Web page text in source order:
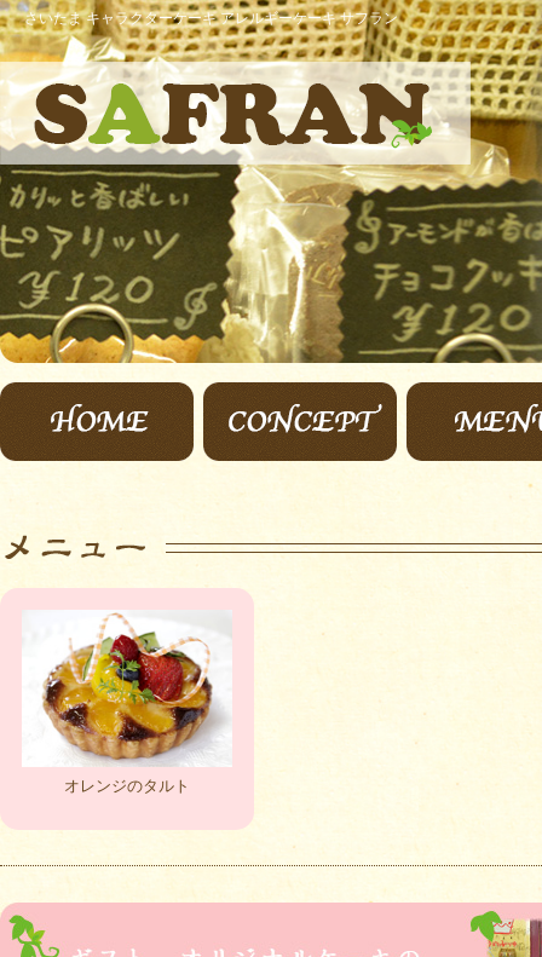
さいたま キャラクターケーキ アレルギーケーキ サフラン
オレンジのタルト